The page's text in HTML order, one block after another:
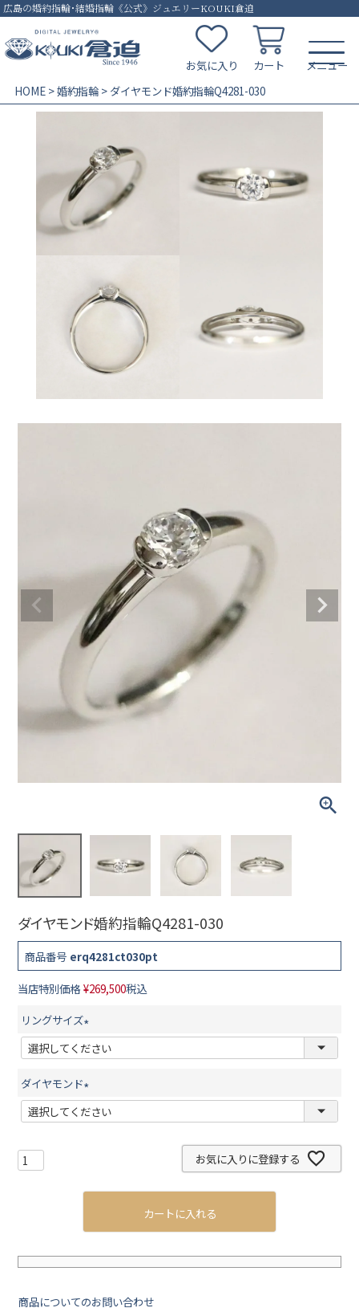
広島の婚約指輪･結婚指輪《公式》ジュエリーKOUKI倉迫
お気に入り
カート
HOME
婚約指輪 ダイヤモンド婚約指輪Q4281-030
ダイヤモンド婚約指輪Q4281-030
商品番号 erq4281ct030pt
当店特別価格 ¥269,500税込
リングサイズ
(
必
須
)
ダイヤモンド
(
必
お気に入りに登録する
カートに入れる
商品についてのお問い合わせ